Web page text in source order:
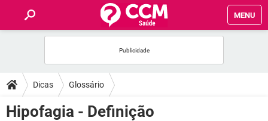
MENU
FÓRUM
SAÚDE
Dicas Glossário
Hipofagia - Definição